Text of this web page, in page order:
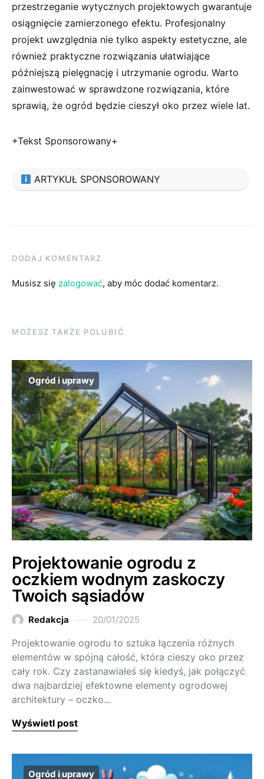
przestrzeganie wytycznych projektowych gwarantuje
osiągnięcie zamierzonego efektu. Profesjonalny
projekt uwzględnia nie tylko aspekty estetyczne, ale
również praktyczne rozwiązania ułatwiające
późniejszą pielęgnację i utrzymanie ogrodu. Warto
zainwestować w sprawdzone rozwiązania, które
sprawią, że ogród będzie cieszył oko przez wiele lat.
+Tekst Sponsorowany+
ARTYKUŁ SPONSOROWANY
DODAJ KOMENTARZ
Musisz się zalogować, aby móc dodać komentarz.
MOŻESZ TAKŻE POLUBIĆ
Ogród i uprawy
Projektowanie ogrodu z
oczkiem wodnym zaskoczy
Twoich sąsiadów
Redakcja 20/01/2025
Projektowanie ogrodu to sztuka łączenia różnych
elementów w spójną całość, która cieszy oko przez
cały rok. Czy zastanawiałeś się kiedyś, jak połączyć
dwa najbardziej efektowne elementy ogrodowej
architektury – oczko…
Wyświetl post
Ogród i uprawy